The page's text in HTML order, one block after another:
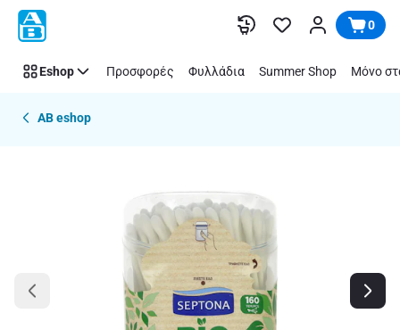
Παράλειψη 0
Eshop Προσφορές Φυλλάδια Summer Shop Μόνο
AB eshop